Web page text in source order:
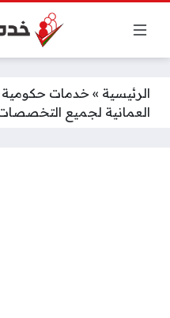
الرئيسية » خدمات حكومية
العمانية لجميع